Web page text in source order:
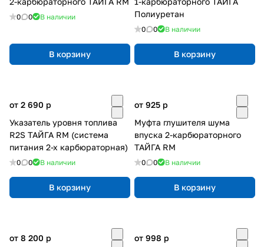
0 0 В наличии
В корзину
Полиуретан
0 0 В наличии
В корзину
от 2 690 p
Указатель уровня топлива
R2S ТАЙГА RM (система
питания 2-х карбюраторная)
0 0 В наличии
В корзину
от 925 p
Муфта глушителя шума
впуска 2-карбюраторного
ТАЙГА RM
0 0 В наличии
В корзину
от 8 200 p
от 998 p